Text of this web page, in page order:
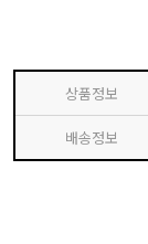
상품정보
배송정보